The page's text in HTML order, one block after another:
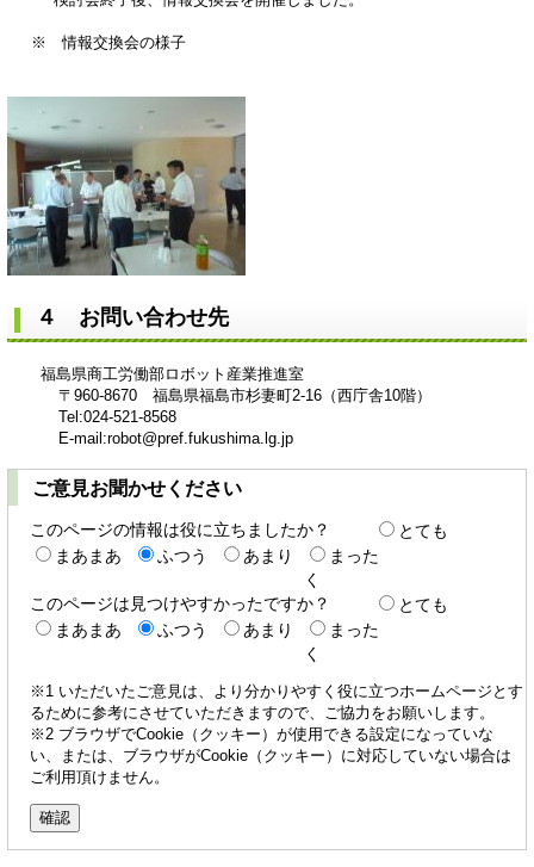
※ 情報交換会の様子
４ お問い合わせ先
福島県商工労働部ロボット産業推進室
〒960-8670 福島県福島市杉妻町2-16（西庁舎10階）
Tel:024-521-8568
E-mail:robot@pref.fukushima.lg.jp
ご意見お聞かせください
このページの情報は役に立ちましたか？
とても
まあまあ
ふつう あまり
まった
く
このページは見つけやすかったですか？
とても
まあまあ
ふつう あまり
まった
く
※1 いただいたご意見は、より分かりやすく役に立つホームページとす
るために参考にさせていただきますので、ご協力をお願いします。
※2 ブラウザでCookie（クッキー）が使用できる設定になっていな
い、または、ブラウザがCookie（クッキー）に対応していない場合は
ご利用頂けません。